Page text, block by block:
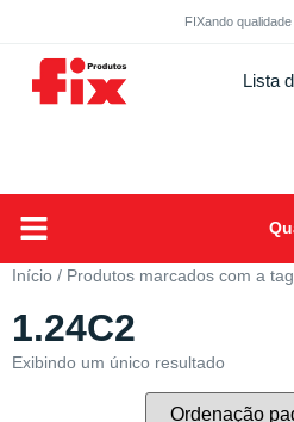
FIXando
Lista
Início / Produtos marcados com a tag
1.24C2
Exibindo um único resultado